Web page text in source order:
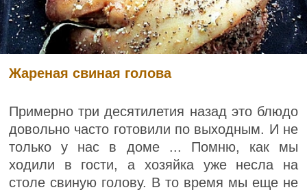
Жареная свиная голова
Примерно три десятилетия назад это блюдо
довольно часто готовили по выходным. И не
только у нас в доме ... Помню, как мы
ходили в гости, а хозяйка уже несла на
столе свиную голову. В то время мы еще не